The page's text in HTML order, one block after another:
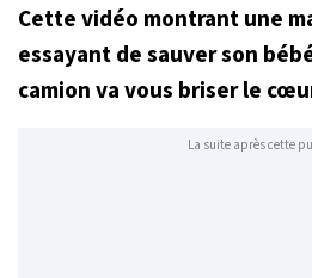
Cette vidéo montrant une
essayant de sauver son
camion va vous briser le
La suite après cette